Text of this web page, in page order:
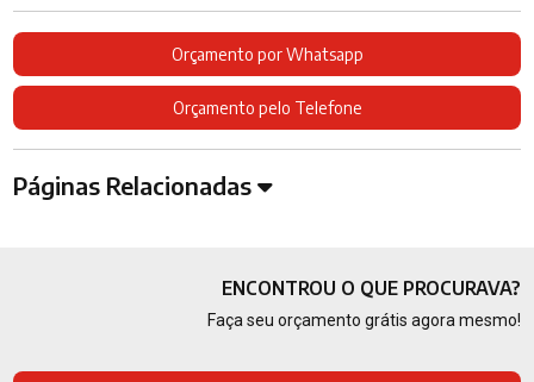
Orçamento por Whatsapp
Orçamento pelo Telefone
Páginas Relacionadas
ENCONTROU O QUE PROCURAVA?
Faça seu orçamento grátis agora mesmo!